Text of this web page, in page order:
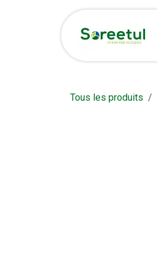
Se rendre au contenu
Tous les produits